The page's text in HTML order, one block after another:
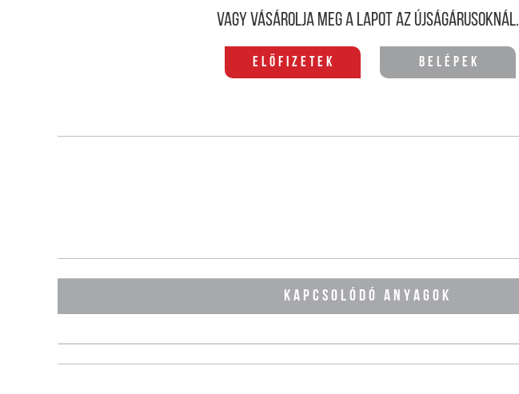
Vagy vásárolja meg a lapot az újságárusoknál.
Előfizetek Belépek
KAPCSOLÓDÓ ANYAGOK